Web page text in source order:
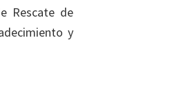
Rescate de
y